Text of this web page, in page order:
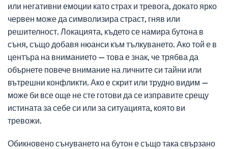
или негативни емоции като страх и тревога, докато ярко
червен може да символизира страст, гняв или
решителност. Локацията, където се намира бутона в
съня, също добавя нюанси към тълкуването. Ако той е в
центъра на вниманието — това е знак, че трябва да
обърнете повече внимание на личните си тайни или
вътрешни конфликти. Ако е скрит или трудно видим —
може би все още не сте готови да се изправите срещу
истината за себе си или за ситуацията, която ви
тревожи.
Обикновено сънуването на бутон е също така свързано